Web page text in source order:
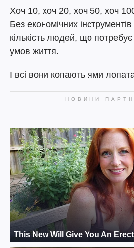
Хоч 10, хоч 20, хоч 50, хоч
Без економічних
кількість людей, що потребує
умов життя.
І всі вони копають ями